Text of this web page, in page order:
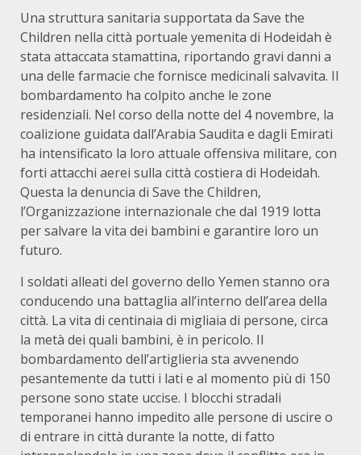
Una struttura sanitaria supportata da Save the
Children nella città portuale yemenita di Hodeidah è
stata attaccata stamattina, riportando gravi danni a
una delle farmacie che fornisce medicinali salvavita. Il
bombardamento ha colpito anche le zone
residenziali. Nel corso della notte del 4 novembre, la
coalizione guidata dall’Arabia Saudita e dagli Emirati
ha intensificato la loro attuale offensiva militare, con
forti attacchi aerei sulla città costiera di Hodeidah.
Questa la denuncia di Save the Children,
l’Organizzazione internazionale che dal 1919 lotta
per salvare la vita dei bambini e garantire loro un
futuro.
I soldati alleati del governo dello Yemen stanno ora
conducendo una battaglia all’interno dell’area della
città. La vita di centinaia di migliaia di persone, circa
la metà dei quali bambini, è in pericolo. Il
bombardamento dell’artiglieria sta avvenendo
pesantemente da tutti i lati e al momento più di 150
persone sono state uccise. I blocchi stradali
temporanei hanno impedito alle persone di uscire o
di entrare in città durante la notte, di fatto